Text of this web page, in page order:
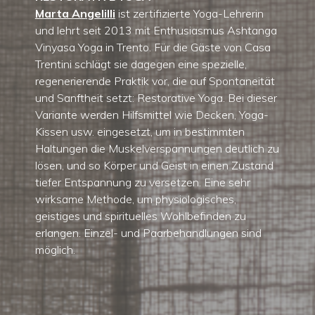
Marta Angelilli ist zertifizierte Yoga-Lehrerin
und lehrt seit 2013 mit Enthusiasmus Ashtanga
Vinyasa Yoga in Trento. Für die Gäste von Casa
Trentini schlägt sie dagegen eine spezielle,
regenerierende Praktik vor, die auf Spontaneität
und Sanftheit setzt: Restorative Yoga. Bei dieser
Variante werden Hilfsmittel wie Decken, Yoga-
Kissen usw. eingesetzt, um in bestimmten
Haltungen die Muskelverspannungen deutlich zu
lösen, und so Körper und Geist in einen Zustand
tiefer Entspannung zu versetzen. Eine sehr
wirksame Methode, um physiologisches,
geistiges und spirituelles Wohlbefinden zu
erlangen. Einzel- und Paarbehandlungen sind
möglich.